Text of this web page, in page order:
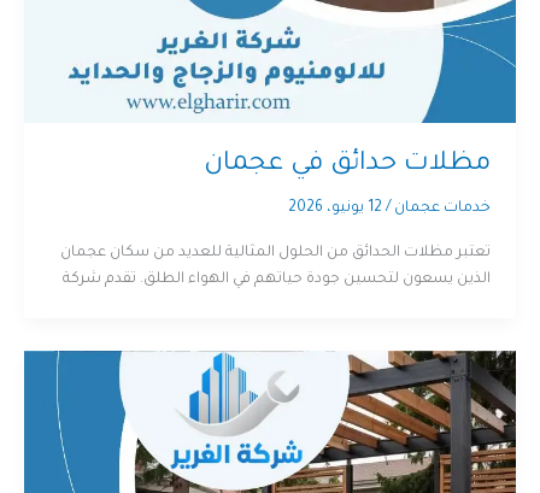
مظلات حدائق في عجمان
خدمات عجمان / 12 يونيو، 2026
تعتبر مظلات الحدائق من الحلول المثالية للعديد من سكان عجمان
الذين يسعون لتحسين جودة حياتهم في الهواء الطلق. تقدم شركة